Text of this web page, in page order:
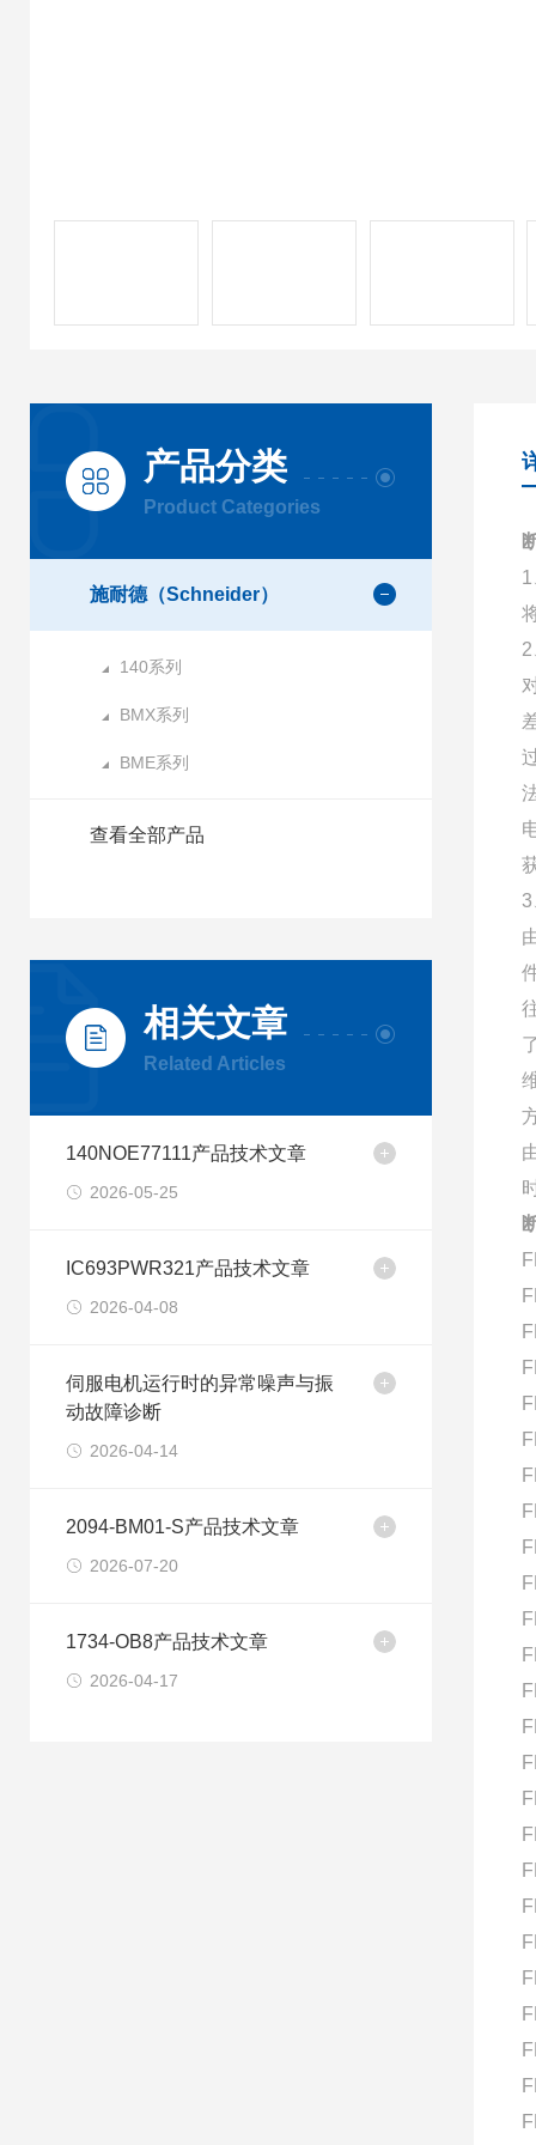
产品分类
Product Categories
施耐德（Schneider）
140系列
BMX系列
BME系列
查看全部产品
相关文章
Related Articles
140NOE77111产品技术文章
2026-05-25
IC693PWR321产品技术文章
2026-04-08
伺服电机运行时的异常噪声与振
动故障诊断
2026-04-14
2094-BM01-S产品技术文章
2026-07-20
1734-OB8产品技术文章
2026-04-17
3